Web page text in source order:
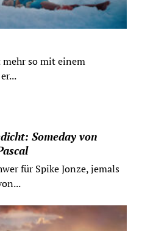
mehr so mit einem
Someday von
für Spike Jonze, jemals